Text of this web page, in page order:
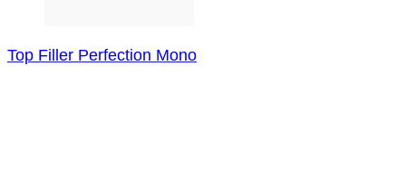
Top Filler Perfection Mono